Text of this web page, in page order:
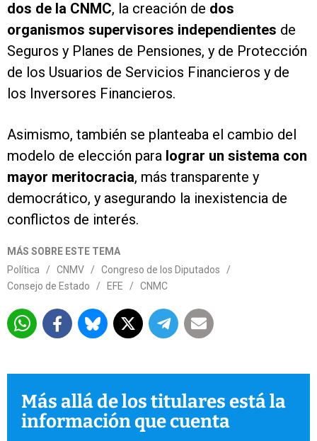
dos de la CNMC, la creación de dos
organismos supervisores independientes de
Seguros y Planes de Pensiones, y de Protección
de los Usuarios de Servicios Financieros y de
los Inversores Financieros.
Asimismo, también se planteaba el cambio del
modelo de elección para lograr un sistema con
mayor meritocracia, más transparente y
democrático, y asegurando la inexistencia de
conflictos de interés.
MÁS SOBRE ESTE TEMA
Política
/ CNMV / Congreso de los Diputados
/
Consejo de Estado
/ EFE / CNMC
Más allá de los titulares está la
información que cuenta